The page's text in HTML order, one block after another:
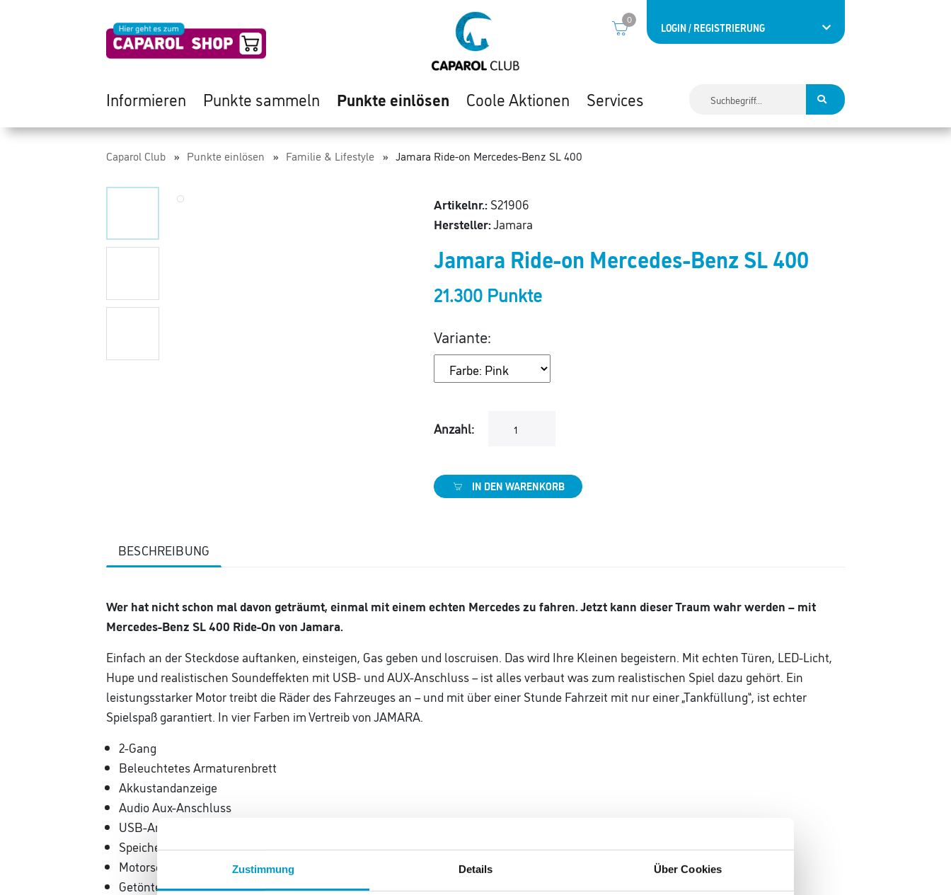
Zustimmung Details Über Cookies
0
LOGIN / REGISTRIERUNG
Informieren Punkte sammeln Punkte einlösen Coole Aktionen Services
Caparol Club Punkte einlösen Familie & Lifestyle Jamara Ride-on Mercedes-Benz SL 400
Artikelnr.: S21906
Hersteller:Jamara
Jamara Ride-on Mercedes-Benz SL 400
21.300 Punkte
Variante:
Anzahl:
IN DEN WARENKORB
BESCHREIBUNG
Wer hat nicht schon mal davon geträumt, einmal mit einem echten Mercedes zu fahren. Jetzt kann dieser Traum wahr werden – mit
Mercedes-Benz SL 400 Ride-On von Jamara.
Einfach an der Steckdose auftanken, einsteigen, Gas geben und loscruisen. Das wird Ihre Kleinen begeistern. Mit echten Türen, LED-Licht,
Hupe und realistischen Soundeffekten mit USB- und AUX-Anschluss – ist alles verbaut was zum realistischen Spiel dazu gehört. Ein
leistungsstarker Motor treibt die Räder des Fahrzeuges an – und mit über einer Stunde Fahrzeit mit nur einer „Tankfüllung“, ist echter
Spielspaß garantiert. In vier Farben im Vertreib von JAMARA.
2-Gang
Beleuchtetes Armaturenbrett
Akkustandanzeige
Audio Aux-Anschluss
USB-Anschluss
Speicherkarten-Slot mit MP3 Funktion (Micro SD)
Motorsound beim Start
Getönte Windschutzscheibe